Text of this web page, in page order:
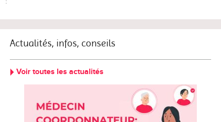
Actualités, infos, conseils
Voir toutes les actualités